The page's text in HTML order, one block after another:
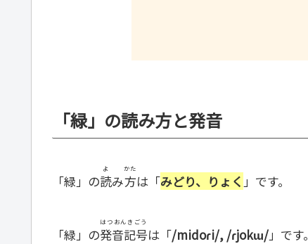
「緑」の読み方と発音
「緑」の読
よ
み方
かた
は「みどり、りょく 」です。
「緑」の発音記号
はつおんきごう
は「/midoɾi/, /ɾjokɯ/」です。